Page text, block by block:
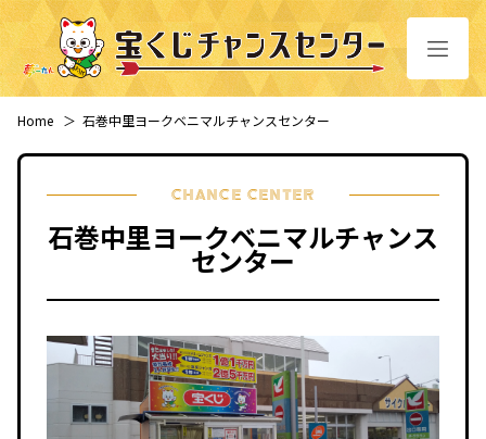
Home ＞ 石巻中里ヨークベニマルチャンスセンター
CHANCE CENTER
石巻中里ヨークベニマルチャンス
センター